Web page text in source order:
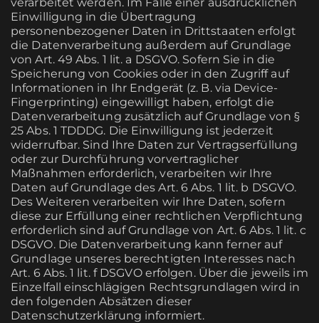
Einwilligung in die Übertragung
personenbezogener Daten in Drittstaaten erfolgt
die Datenverarbeitung außerdem auf Grundlage
von Art. 49 Abs. 1 lit. a DSGVO. Sofern Sie in die
Speicherung von Cookies oder in den Zugriff auf
Informationen in Ihr Endgerät (z. B. via Device-
Fingerprinting) eingewilligt haben, erfolgt die
Datenverarbeitung zusätzlich auf Grundlage von §
25 Abs. 1 TDDDG. Die Einwilligung ist jederzeit
widerrufbar. Sind Ihre Daten zur Vertragserfüllung
oder zur Durchführung vorvertraglicher
Maßnahmen erforderlich, verarbeiten wir Ihre
Daten auf Grundlage des Art. 6 Abs. 1 lit. b DSGVO.
Des Weiteren verarbeiten wir Ihre Daten, sofern
diese zur Erfüllung einer rechtlichen Verpflichtung
erforderlich sind auf Grundlage von Art. 6 Abs. 1 lit. c
DSGVO. Die Datenverarbeitung kann ferner auf
Grundlage unseres berechtigten Interesses nach
Art. 6 Abs. 1 lit. f DSGVO erfolgen. Über die jeweils im
Einzelfall einschlägigen Rechtsgrundlagen wird in
den folgenden Absätzen dieser
Datenschutzerklärung informiert.